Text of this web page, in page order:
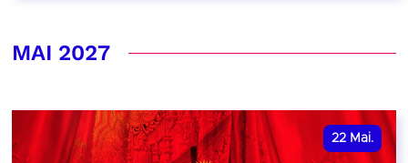
MAI 2027
22 Mai.